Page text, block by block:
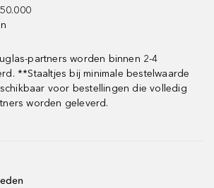
partners worden binnen 2-4
**Staaltjes bij minimale bestelwaarde
voor bestellingen die volledig
worden geleverd.